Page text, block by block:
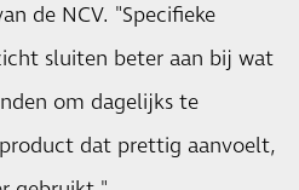
de NCV. "Specifieke
sluiten beter aan bij wat
om dagelijks te
dat prettig aanvoelt,